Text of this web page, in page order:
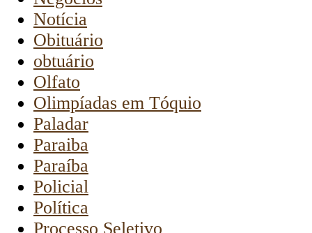
Notícia
Obituário
obtuário
Olfato
Olimpíadas em Tóquio
Paladar
Paraiba
Paraíba
Policial
Política
Processo Seletivo